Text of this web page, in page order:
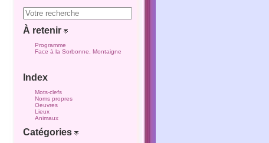
À retenir
Programme
Face à la Sorbonne, Montaigne
Index
Mots-clefs
Noms propres
Oeuvres
Lieux
Animaux
Catégories